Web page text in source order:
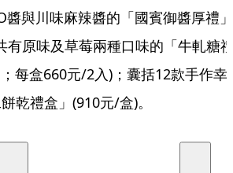
醬與川味麻辣醬的「國賓御醬厚禮」
有原味及草莓兩種口味的「牛軋糖
每盒660元/2入)；囊括12款手作幸
乾禮盒」(910元/盒)。